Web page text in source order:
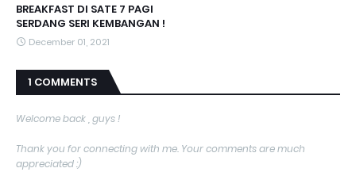
BREAKFAST DI SATE 7 PAGI
SERDANG SERI KEMBANGAN !
December 01, 2021
1 COMMENTS
Welcome back , guys !
Thank you for connecting with me. Your comments are much
appreciated :)